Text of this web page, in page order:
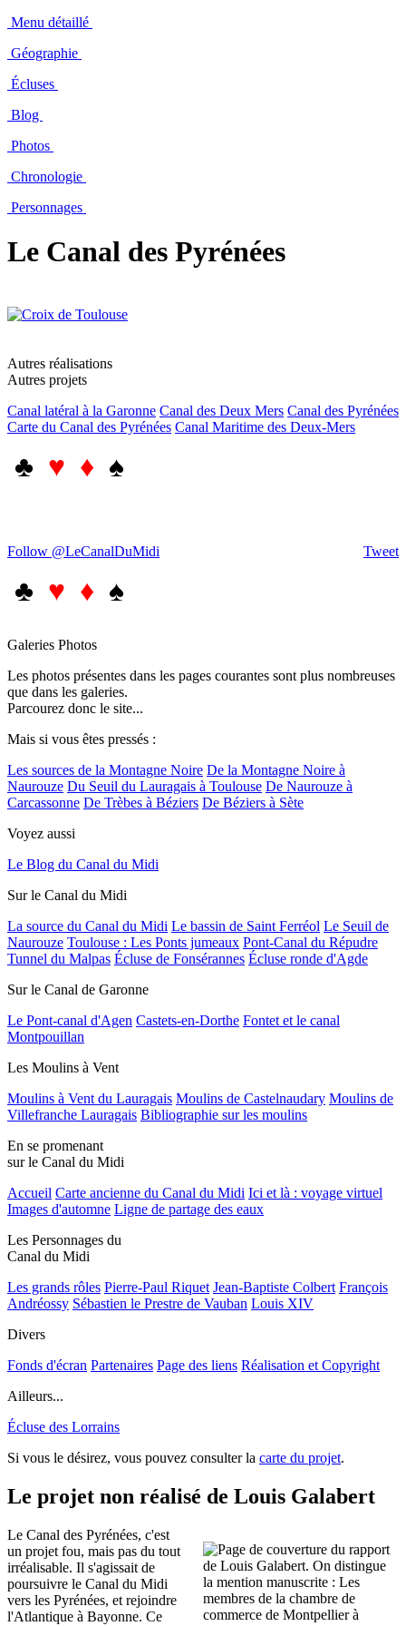
Menu détaillé
Géographie
Écluses
Blog
Photos
Chronologie
Personnages
Le Canal des Pyrénées
Autres réalisations
Autres projets
Canal latéral à la Garonne Canal des Deux Mers Canal des Pyrénées
Carte du Canal des Pyrénées Canal Maritime des Deux-Mers
♣ ♥ ♦ ♠
Tweet
Follow @LeCanalDuMidi
♣ ♥ ♦ ♠
Galeries Photos
Les photos présentes dans les pages courantes sont plus nombreuses
que dans les galeries.
Parcourez donc le site...
Mais si vous êtes pressés :
Les sources de la Montagne Noire De la Montagne Noire à
Naurouze Du Seuil du Lauragais à Toulouse De Naurouze à
Carcassonne De Trèbes à Béziers De Béziers à Sète
Voyez aussi
Le Blog du Canal du Midi
Sur le Canal du Midi
La source du Canal du Midi Le bassin de Saint Ferréol Le Seuil de
Naurouze Toulouse : Les Ponts jumeaux Pont-Canal du Répudre
Tunnel du Malpas Écluse de Fonsérannes Écluse ronde d'Agde
Sur le Canal de Garonne
Le Pont-canal d'Agen Castets-en-Dorthe Fontet et le canal
Montpouillan
Les Moulins à Vent
Moulins à Vent du Lauragais Moulins de Castelnaudary Moulins de
Villefranche Lauragais Bibliographie sur les moulins
En se promenant
sur le Canal du Midi
Accueil Carte ancienne du Canal du Midi Ici et là : voyage virtuel
Images d'automne Ligne de partage des eaux
Les Personnages du
Canal du Midi
Les grands rôles Pierre-Paul Riquet Jean-Baptiste Colbert François
Andréossy Sébastien le Prestre de Vauban Louis XIV
Divers
Fonds d'écran Partenaires Page des liens Réalisation et Copyright
Ailleurs...
Écluse des Lorrains
Si vous le désirez, vous pouvez consulter la carte du projet.
Le projet non réalisé de Louis Galabert
Le Canal des Pyrénées, c'est
un projet fou, mais pas du tout
irréalisable. Il s'agissait de
poursuivre le Canal du Midi
vers les Pyrénées, et rejoindre
l'Atlantique à Bayonne. Ce